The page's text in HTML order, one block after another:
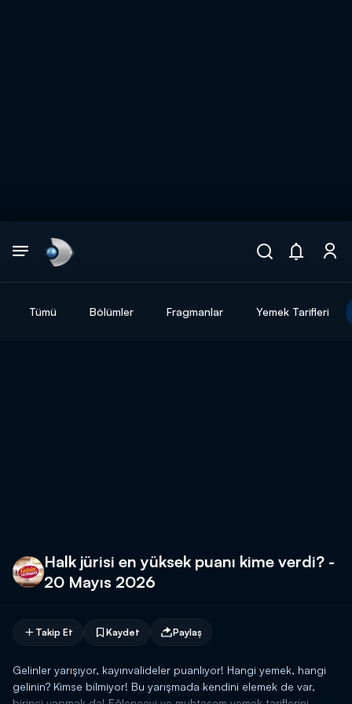
Tümü Bölümler Fragmanlar Yemek Tarifleri
Halk jürisi en yüksek puanı kime verdi? -
20 Mayıs 2026
Takip Et Kaydet Paylaş
Gelinler yarışıyor, kayınvalideler puanlıyor! Hangi yemek, hangi
gelinin? Kimse bilmiyor! Bu yarışmada kendini elemek de var,